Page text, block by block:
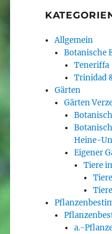
Allgemein
Botanische
Teneriffa
Trinidad
Gärten
Gärten
Heine-
Eigener
Tiere
a.-